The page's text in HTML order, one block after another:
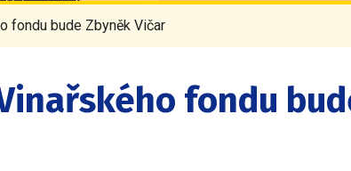
fondu bude Zbyněk Vičar
fondu